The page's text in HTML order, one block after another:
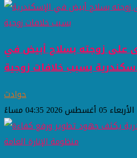
زوجته بسلاح أبيض في
بسبب خلافات زوجية
حوادث
الأربعاء 05 أغسطس 2026 04:35 مساءً